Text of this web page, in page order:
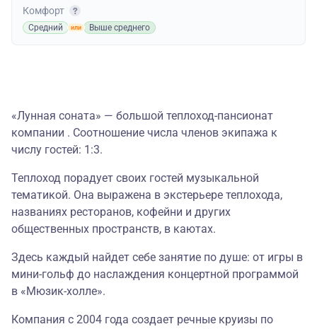
Комфорт
Средний Выше среднего
«Лунная соната» — большой теплоход-пансионат
компании . Соотношение числа членов экипажа к
числу гостей: 1:3.
Теплоход порадует своих гостей музыкальной
тематикой. Она выражена в экстерьере теплохода,
названиях ресторанов, кофейни и других
общественных пространств, в каютах.
Здесь каждый найдет себе занятие по душе: от игры в
мини-гольф до наслаждения концертной программой
в «Мюзик-холле».
Компания с 2004 года создает речные круизы по